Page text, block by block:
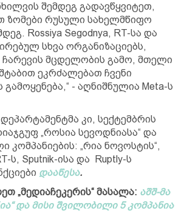
შემდეგ გადავწყვიტეთ,
ზომები რუსული სახელმწიფო
Rossiya Segodnya, RT-სა და
სხვა ორგანიზაციებს,
მცდელობის გამო, მთელი
ეკრძალებათ ჩვენი
- აღნიშნულია Meta-ს
კი, სექტემბრის
„როსია სევოდნიასა“ და
კომპანიების: „რია ნოვოსტის“,
ს, Sputnik-ისა და Ruptly-ს
დააწესა.
„მედიაჩეკერის“ მასალა: აშშ-მა
და მისი შვილობილი 5 კომპანია